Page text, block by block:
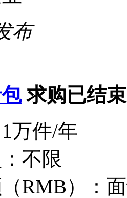
布
求购已结束
1万件/年
不限
RMB）：